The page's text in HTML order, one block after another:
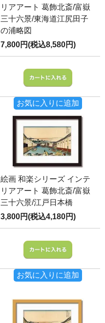
リアアート 葛飾北斎/富嶽
三十六景/東海道江尻田子
の浦略図
7,800円(税込8,580円)
お気に入りに追加
絵画 和楽シリーズ インテ
リアアート 葛飾北斎/富嶽
三十六景/江戸日本橋
3,800円(税込4,180円)
お気に入りに追加